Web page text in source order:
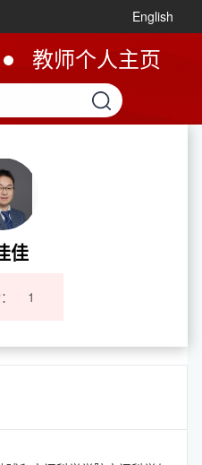
English
教师个人主页
佳
1